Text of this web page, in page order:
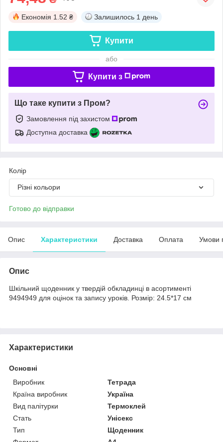
Економія 1.52 ₴ Залишилось 1 день
Купити
або
Купити з
Що таке купити з Пром?
Замовлення під захистом
Доступна доставка
Колір
Різні кольори
Готово до відправки
Опис Характеристики Доставка Оплата Умови
Опис
Шкільний щоденник у твердій обкладинці в асортименті
9494949 для оцінок та запису уроків. Розмір: 24.5*17 см
Характеристики
Основні
Виробник
Тетрада
Країна виробник
Україна
Вид палітурки
Термоклей
Стать
Унісекс
Тип
Щоденник